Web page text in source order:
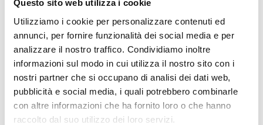
Questo sito web utilizza i cookie
Utilizziamo i cookie per personalizzare contenuti ed
annunci, per fornire funzionalità dei social media e per
analizzare il nostro traffico. Condividiamo inoltre
informazioni sul modo in cui utilizza il nostro sito con i
nostri partner che si occupano di analisi dei dati web,
pubblicità e social media, i quali potrebbero combinarle
con altre informazioni che ha fornito loro o che hanno
raccolto dal suo utilizzo dei loro servizi.
organismos públicos para cumplir los requisitos
proveedores de servicios para el almacenamiento,
registro, procesamiento de datos en registros
informáticos, en este caso son nombrados
Siempre para el cumplimiento de objetivos
específicos, sus datos personales pueden ser
transferidos a otras empresas del grupo Marposs (*)